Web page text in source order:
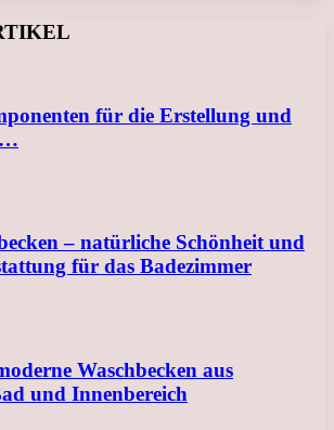
für die Erstellung und
– natürliche Schönheit und
für das Badezimmer
Waschbecken aus
und Innenbereich